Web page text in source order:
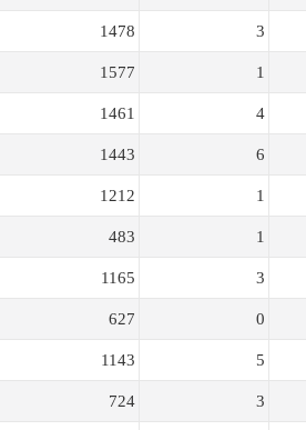
1478 3
1577 1
1461 4
1443 6
1212 1
483 1
1165 3
627 0
1143 5
724 3